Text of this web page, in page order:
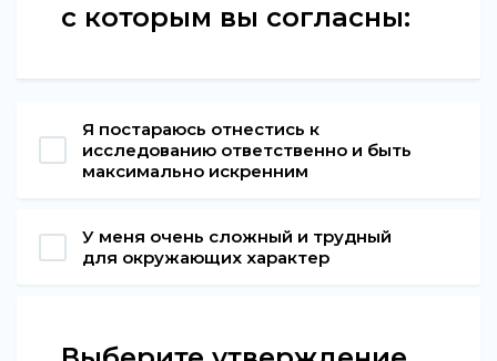
с которым вы согласны:
Я постараюсь отнестись к
исследованию ответственно и быть
максимально искренним
У меня очень сложный и трудный
для окружающих характер